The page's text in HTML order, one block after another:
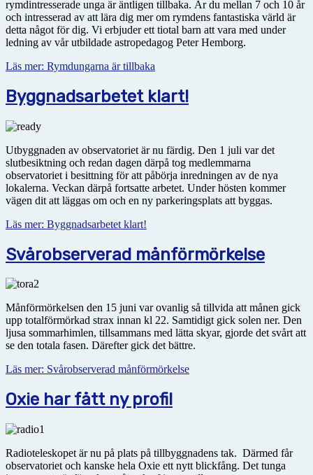
rymdintresserade unga är äntligen tillbaka. Är du mellan 7 och 10 år
och intresserad av att lära dig mer om rymdens fantastiska värld är
detta något för dig. Vi erbjuder ett tiotal barn att vara med under
ledning av vår utbildade astropedagog Peter Hemborg.
Läs mer: Rymdungarna är tillbaka
Byggnadsarbetet klart!
Utbyggnaden av observatoriet är nu färdig. Den 1 juli var det
slutbesiktning och redan dagen därpå tog medlemmarna
observatoriet i besittning för att påbörja inredningen av de nya
lokalerna. Veckan därpå fortsatte arbetet. Under hösten kommer
vägen dit att läggas om och en ny parkeringsplats att byggas.
Läs mer: Byggnadsarbetet klart!
Svårobserverad månförmörkelse
Månförmörkelsen den 15 juni var ovanlig så tillvida att månen gick
upp totalförmörkad strax innan kl 22. Samtidigt gick solen ner. Den
ljusa sommarhimlen, tillsammans med lätta skyar, gjorde det svårt att
se den totala fasen. Därefter gick det bättre.
Läs mer: Svårobserverad månförmörkelse
Oxie har fått ny profil
Radioteleskopet är nu på plats på tillbyggnadens tak. Därmed får
observatoriet och kanske hela Oxie ett nytt blickfång. Det tunga